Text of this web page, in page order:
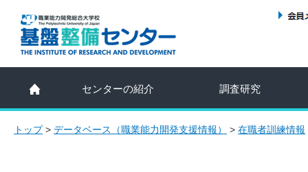
センターの紹介 調査研究
トップ> データベース（職業能力開発支援情報） > 在職者訓練情報